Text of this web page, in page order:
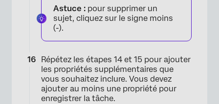
Astuce : pour supprimer un
sujet, cliquez sur le signe moins
(-).
Répétez les étapes 14 et 15 pour ajouter
les propriétés supplémentaires que
vous souhaitez inclure. Vous devez
ajouter au moins une propriété pour
enregistrer la tâche.